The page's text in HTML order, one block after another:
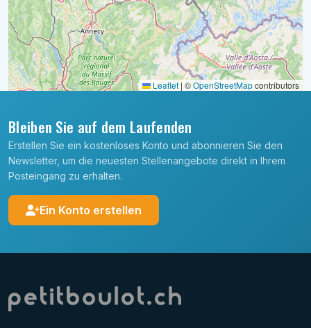
Leaflet | ©OpenStreetMapcontributors
Bleiben Sie auf dem Laufenden
Erstellen Sie ein kostenloses Konto und abonnieren Sie den
Newsletter, um die neuesten Stellenangebote direkt in Ihrem
Posteingang zu erhalten.
Ein Konto erstellen